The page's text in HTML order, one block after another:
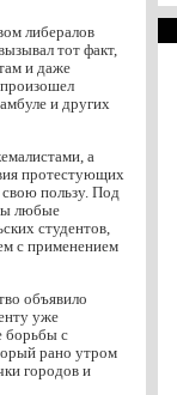
либералов
тот факт,
и даже
и других
а
протестующих
пользу. Под
любые
студентов,
с применением
объявило
уже
борьбы с
рано утром
городов и